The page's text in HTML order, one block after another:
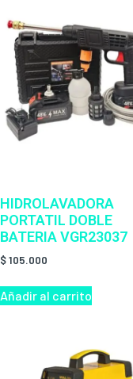
HIDROLAVADORA
PORTATIL DOBLE
BATERIA VGR23037
$105.000
Añadir al carrito